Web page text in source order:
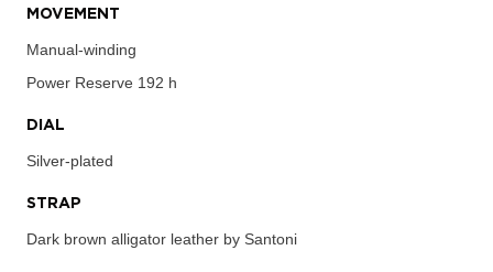
MOVEMENT
Manual-winding
Power Reserve 192 h
DIAL
Silver-plated
STRAP
Dark brown alligator leather by Santoni